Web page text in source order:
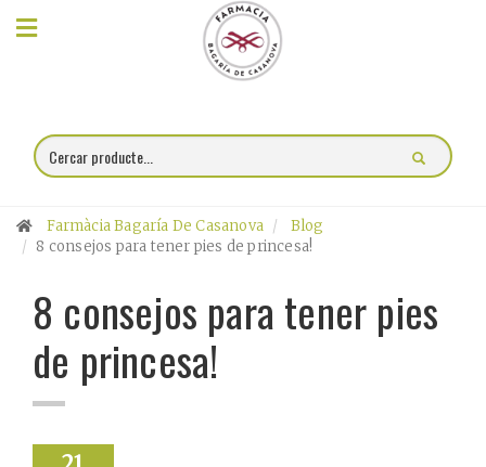
×
online
Farmàcia
Blog
Xerrades
Promocions
Encárrec
fórmules
Farmàcia Bagaría De Casanova
Blog
8 consejos para tener pies de princesa!
8 consejos para tener pies
de princesa!